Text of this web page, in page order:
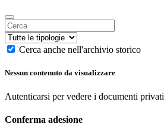
Cerca anche nell'archivio storico
Nessun contenuto da visualizzare
Autenticarsi per vedere i documenti privati
Conferma adesione